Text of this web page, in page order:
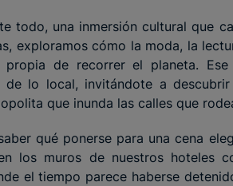
todo, una inmersión cultural que
exploramos cómo la moda, la
propia de recorrer el planeta.
de lo local, invitándote a
que inunda las calles que
qué ponerse para una cena
los muros de nuestros hoteles
el tiempo parece haberse